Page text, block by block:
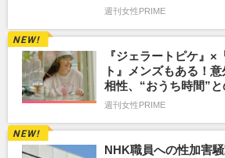
週刊女性PRIME
『ジェラートピケ』×
ト』メンズもある！
相性、“おうち時間”
週刊女性PRIME
NHK職員への性加害